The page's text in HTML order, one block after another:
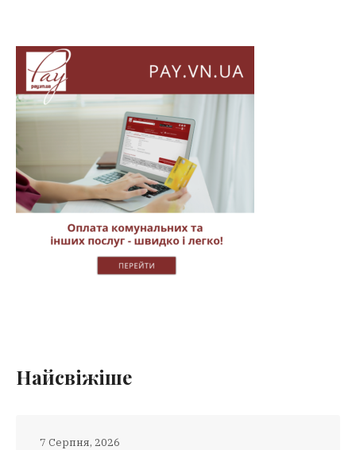
Найсвіжіше
7 Серпня, 2026